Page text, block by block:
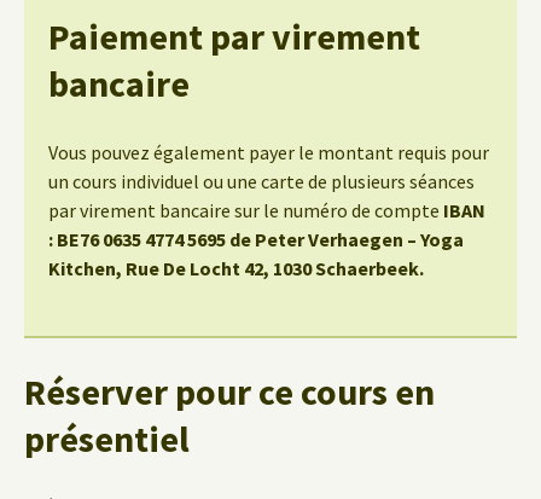
Paiement par virement
bancaire
Vous pouvez également payer le montant requis pour
un cours individuel ou une carte de plusieurs séances
par virement bancaire sur le numéro de compte IBAN
: BE76 0635 4774 5695 de Peter Verhaegen – Yoga
Kitchen, Rue De Locht 42, 1030 Schaerbeek.
Réserver pour ce cours en
présentiel